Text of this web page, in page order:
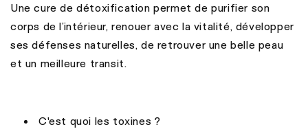
Une cure de détoxification permet de purifier son
corps de l’intérieur, renouer avec la vitalité, développer
ses défenses naturelles, de retrouver une belle peau
et un meilleure transit.
C'est quoi les toxines ?